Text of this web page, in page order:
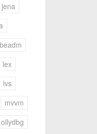
jena
lex
lvs
mvvm
ollydbg